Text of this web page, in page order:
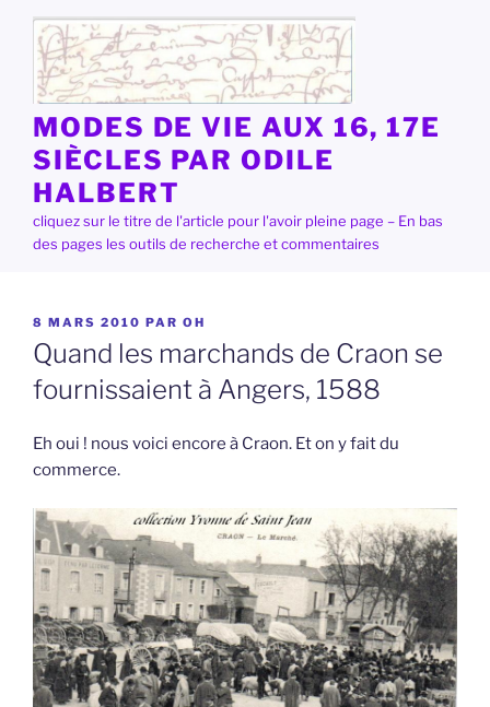
contenu
principal
MODES DE VIE AUX 16, 17E
SIÈCLES PAR ODILE
HALBERT
cliquez sur le titre de l'article pour l'avoir pleine page – En bas
des pages les outils de recherche et commentaires
PUBLIÉ
LE
8 MARS 2010 PAR OH
Quand les marchands de Craon se
fournissaient à Angers, 1588
Eh oui ! nous voici encore à Craon. Et on y fait du
commerce.